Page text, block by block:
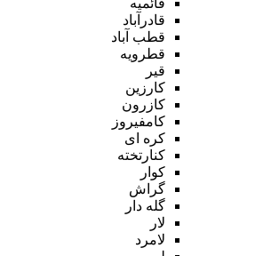
قادرآباد
قطب آباد
قطرویه
قیر
کارزین
کازرون
کامفیروز
کره ای
کنارتخته
کوار
گراش
گله دار
لار
لامرد